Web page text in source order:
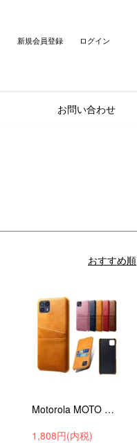
新規会員登録 ログイン
お問い合わせ
おすすめ順
Motorola MOTO G50 5G PU ケース/カバー カード収納 プラスチック製 レザー調 シンプル モト G50 5G モトローラ ハードカバー ハードケース
1,808円(内税)